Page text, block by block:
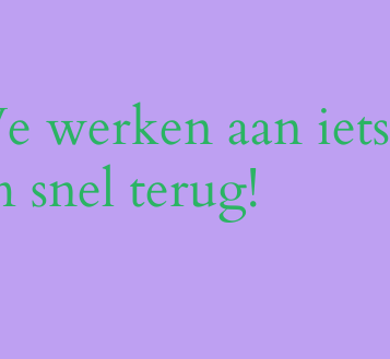
werken aan iets
snel terug!